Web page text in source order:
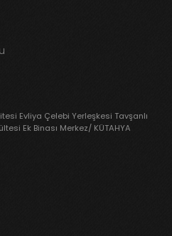
Evliya Çelebi Yerleşkesi Tavşanlı
Ek Binası Merkez/ KÜTAHYA